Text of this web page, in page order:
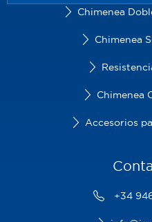
Chimenea
Chimenea
Chimenea
Accesorios
+34